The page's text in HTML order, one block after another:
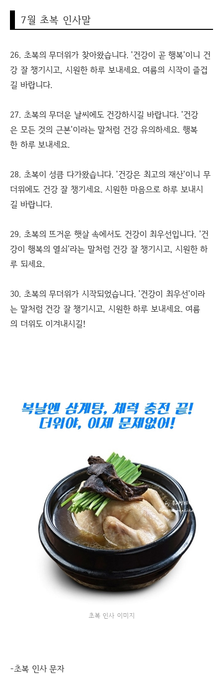
7월 초복 인사말
26. 초복의 무더위가 찾아왔습니다. '건강이 곧 행복'이니 건
강 잘 챙기시고, 시원한 하루 보내세요. 여름의 시작이 즐겁
길 바랍니다.
27. 초복의 무더운 날씨에도 건강하시길 바랍니다. '건강
은 모든 것의 근본'이라는 말처럼 건강 유의하세요. 행복
한 하루 보내세요.
28. 초복이 성큼 다가왔습니다. '건강은 최고의 재산'이니 무
더위에도 건강 잘 챙기세요. 시원한 마음으로 하루 보내시
길 바랍니다.
29. 초복의 뜨거운 햇살 속에서도 건강이 최우선입니다. '건
강이 행복의 열쇠'라는 말처럼 건강 잘 챙기시고, 시원한 하
루 되세요.
30. 초복의 무더위가 시작되었습니다. '건강이 최우선'이라
는 말처럼 건강 잘 챙기시고, 시원한 하루 보내세요. 여름
의 더위도 이겨내시길!
초복 인사 이미지
-초복 인사 문자